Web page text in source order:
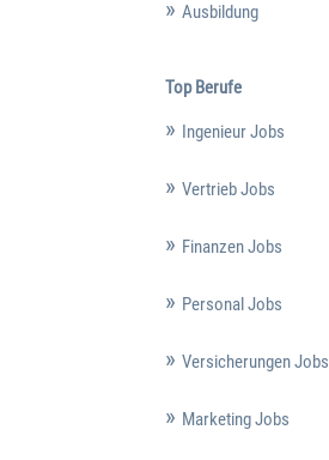
Ausbildung
Top Berufe
Ingenieur Jobs
Vertrieb Jobs
Finanzen Jobs
Personal Jobs
Versicherungen Jobs
Marketing Jobs